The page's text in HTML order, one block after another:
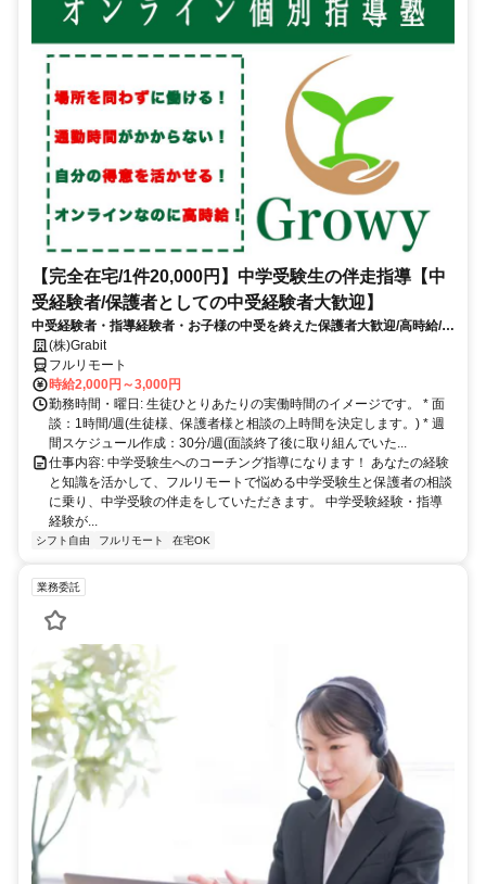
【完全在宅/1件20,000円】中学受験生の伴走指導【中
受経験者/保護者としての中受経験者大歓迎】
中受経験者・指導経験者・お子様の中受を終えた保護者大歓迎/高時給/週
1〜OK！/面接〜研修までオンライン完結
(株)Grabit
フルリモート
時給2,000円～3,000円
勤務時間・曜日: 生徒ひとりあたりの実働時間のイメージです。 * 面
談：1時間/週(生徒様、保護者様と相談の上時間を決定します。) * 週
間スケジュール作成：30分/週(面談終了後に取り組んでいた...
仕事内容: 中学受験生へのコーチング指導になります！ あなたの経験
と知識を活かして、フルリモートで悩める中学受験生と保護者の相談
に乗り、中学受験の伴走をしていただきます。 中学受験経験・指導
経験が...
シフト自由 フルリモート 在宅OK
業務委託